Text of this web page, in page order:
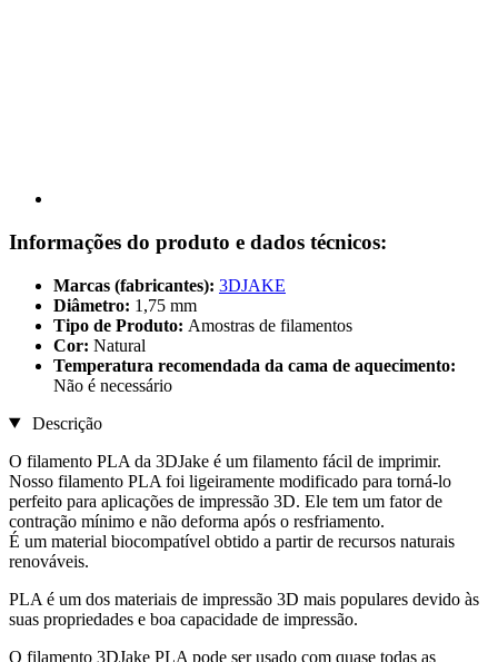
Informações do produto e dados técnicos:
Marcas (fabricantes): 3DJAKE
Diâmetro: 1,75 mm
Tipo de Produto: Amostras de filamentos
Cor: Natural
Temperatura recomendada da cama de aquecimento:
Não é necessário
Descrição
O filamento PLA da 3DJake é um filamento fácil de imprimir.
Nosso filamento PLA foi ligeiramente modificado para torná-lo
perfeito para aplicações de impressão 3D. Ele tem um fator de
contração mínimo e não deforma após o resfriamento.
É um material biocompatível obtido a partir de recursos naturais
renováveis.
PLA é um dos materiais de impressão 3D mais populares devido às
suas propriedades e boa capacidade de impressão.
O filamento 3DJake PLA pode ser usado com quase todas as